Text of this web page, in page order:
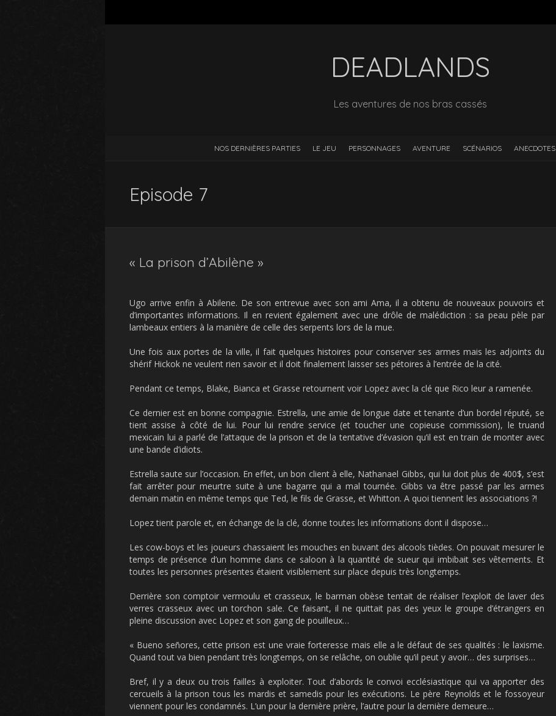
DEADLANDS
Les aventures de nos bras cassés
NOS DERNIÈRES PARTIES LE JEU PERSONNAGES AVENTURE SCÉNARIOS ANECDOTES
Episode 7
« La prison d’Abilène »
Ugo arrive enfin à Abilene. De son entrevue avec son ami Ama, il a obtenu de nouveaux pouvoirs et
d’importantes informations. Il en revient également avec une drôle de malédiction : sa peau pèle par
lambeaux entiers à la manière de celle des serpents lors de la mue.
Une fois aux portes de la ville, il fait quelques histoires pour conserver ses armes mais les adjoints du
shérif Hickok ne veulent rien savoir et il doit finalement laisser ses pétoires à l’entrée de la cité.
Pendant ce temps, Blake, Bianca et Grasse retournent voir Lopez avec la clé que Rico leur a ramenée.
Ce dernier est en bonne compagnie. Estrella, une amie de longue date et tenante d’un bordel réputé, se
tient assise à côté de lui. Pour lui rendre service (et toucher une copieuse commission), le truand
mexicain lui a parlé de l’attaque de la prison et de la tentative d’évasion qu’il est en train de monter avec
une bande d’idiots.
Estrella saute sur l’occasion. En effet, un bon client à elle, Nathanael Gibbs, qui lui doit plus de 400$, s’est
fait arrêter pour meurtre suite à une bagarre qui a mal tournée. Gibbs va être passé par les armes
demain matin en même temps que Ted, le fils de Grasse, et Whitton. A quoi tiennent les associations ?!
Lopez tient parole et, en échange de la clé, donne toutes les informations dont il dispose…
Les cow-boys et les joueurs chassaient les mouches en buvant des alcools tièdes. On pouvait mesurer le
temps de présence d’un homme dans ce saloon à la quantité de sueur qui imbibait ses vêtements. Et
toutes les personnes présentes étaient visiblement sur place depuis très longtemps.
Derrière son comptoir vermoulu et crasseux, le barman obèse tentait de réaliser l’exploit de laver des
verres crasseux avec un torchon sale. Ce faisant, il ne quittait pas des yeux le groupe d’étrangers en
pleine discussion avec Lopez et son gang de pouilleux…
« Bueno señores, cette prison est une vraie forteresse mais elle a le défaut de ses qualités : le laxisme.
Quand tout va bien pendant très longtemps, on se relâche, on oublie qu’il peut y avoir… des surprises…
Bref, il y a deux ou trois failles à exploiter. Tout d’abords le convoi ecclésiastique qui va apporter des
cercueils à la prison tous les mardis et samedis pour les exécutions. Le père Reynolds et le fossoyeur
viennent pour les condamnés. L’un pour la dernière prière, l’autre pour la dernière demeure…